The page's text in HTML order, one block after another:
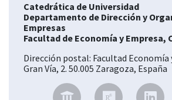
Catedrática de Universidad
Departamento de Dirección y
Empresas
Facultad de Economía y Empresa,
Dirección postal: Facultad Economía
Gran Vía, 2. 50.005 Zaragoza, España